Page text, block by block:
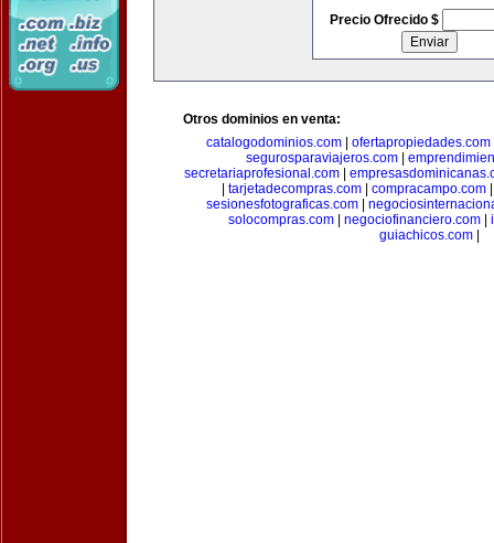
Precio Ofrecido $
Otros dominios en venta:
catalogodominios.com| ofertapropiedades.com
segurosparaviajeros.com
secretariaprofesional.com|
tarjetadecompras.com compracampo.com
sesionesfotograficas.com
solocompras.com| negociofinanciero.com|
guiachicos.com|